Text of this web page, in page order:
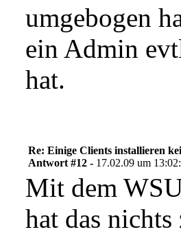
umgebogen
ein Admin
hat.
Re: Einige Clients installieren
Antwort #12 - 17.02.09 um
Mit dem
hat das